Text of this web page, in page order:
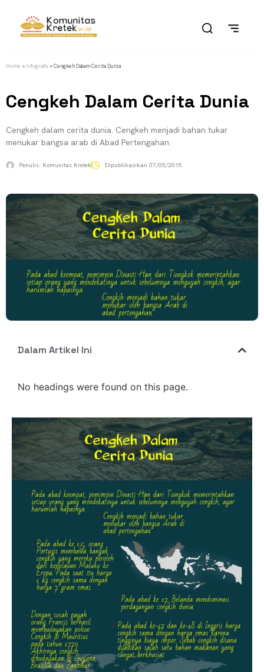
Home » Infografis »Cengkeh Dalam Cerita Dunia
Cengkeh Dalam Cerita Dunia
Cengkeh dalam cerita dunia. Cengkeh menjadi bahan tukar
menukar bangsa arab di Abad Pertengahan.
Penulis: Komunitas Kretek Dipublikasikan 07/05/2015
Dalam Artikel Ini
No headings were found on this page.